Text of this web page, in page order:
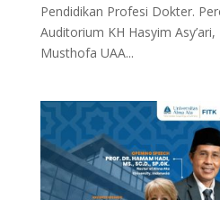
Pendidikan Profesi Dokter.
Auditorium KH Hasyim
Musthofa UAA...